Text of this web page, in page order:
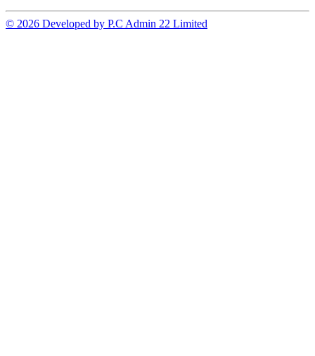
© 2026 Developed by P.C Admin 22 Limited